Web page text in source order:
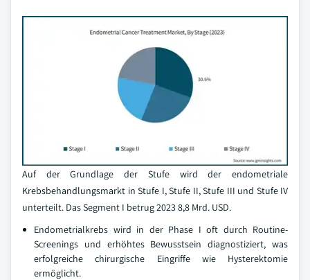
Auf der Grundlage der Stufe wird der endometriale
Krebsbehandlungsmarkt in Stufe I, Stufe II, Stufe III und Stufe IV
unterteilt. Das Segment I betrug 2023 8,8 Mrd. USD.
Endometrialkrebs wird in der Phase I oft durch Routine-
Screenings und erhöhtes Bewusstsein diagnostiziert, was
erfolgreiche chirurgische Eingriffe wie Hysterektomie
ermöglicht.